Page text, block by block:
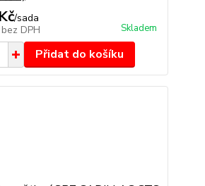
/sada
bez DPH Skladem
Přidat do košíku